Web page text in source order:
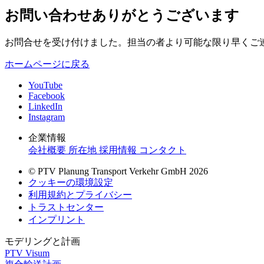
お問い合わせありがとうございます
お問合せを受け付けました。担当の者より可能な限り早くご
ホームページに戻る
YouTube
Facebook
LinkedIn
Instagram
企業情報
会社概要 所在地 採用情報 コンタクト
© PTV Planung Transport Verkehr GmbH 2026
クッキーの環境設定
利用規約とプライバシー
トラストセンター
インプリント
モデリングと計画
PTV Visum